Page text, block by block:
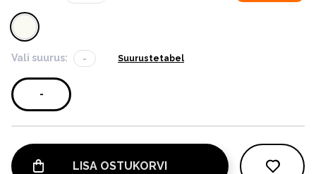
Vali suurus: - Suurustetabel
-
LISA OSTUKORVI